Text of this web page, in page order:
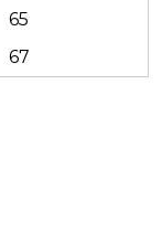
65
67